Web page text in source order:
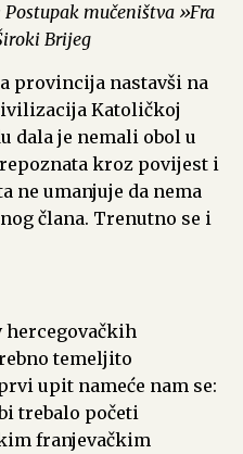
mučeništva »Fra
Brijeg
provincija nastavši na
Katoličkoj
dala je nemali obol u
kroz povijest i
ne umanjuje da nema
člana. Trenutno se i
hercegovačkih
temeljito
upit nameće nam se:
trebalo početi
franjevačkim